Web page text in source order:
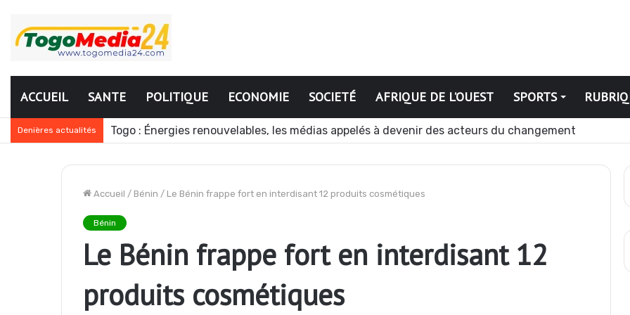
ACCUEIL SANTE POLITIQUE ECONOMIE SOCIETÉ AFRIQUE DE L’OUEST SPORTS
Denières actualités Mali : l’armée annonce une nouvelle opération contre les GAT près de Dagabory
Accueil / Bénin / Le Bénin frappe fort en interdisant 12 produits cosmétiques
Bénin
Le Bénin frappe fort en interdisant 12
produits cosmétiques